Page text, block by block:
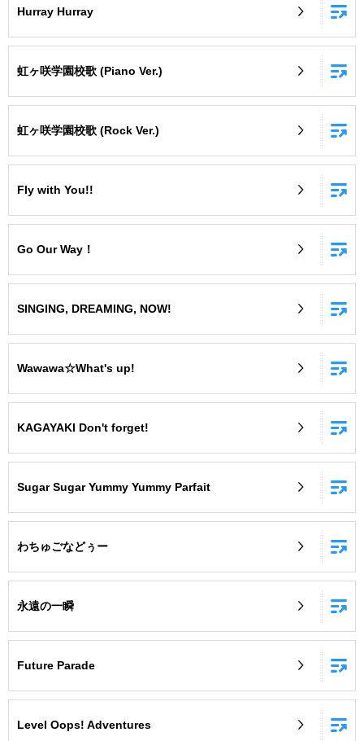
Hurray Hurray
虹ヶ咲学園校歌 (Piano Ver.)
虹ヶ咲学園校歌 (Rock Ver.)
Fly with You!!
Go Our Way！
SINGING, DREAMING, NOW!
Wawawa☆What's up!
KAGAYAKI Don't forget!
Sugar Sugar Yummy Yummy Parfait
わちゅごなどぅー
永遠の一瞬
Future Parade
Level Oops! Adventures